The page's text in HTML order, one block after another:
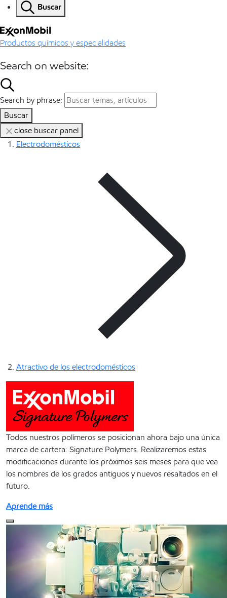
Buscar
Productos químicos y especialidades
Search on website:
Search by phrase:
Buscar
close buscar panel
Electrodomésticos
Atractivo de los electrodomésticos
Todos nuestros polímeros se posicionan ahora bajo una única
marca de cartera: Signature Polymers. Realizaremos estas
modificaciones durante los próximos seis meses para que vea
los nombres de los grados antiguos y nuevos resaltados en el
futuro.
Aprende más